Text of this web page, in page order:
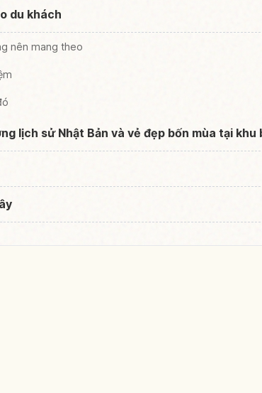
du khách
nên mang theo
lịch sử Nhật Bản và vẻ đẹp bốn mùa tại